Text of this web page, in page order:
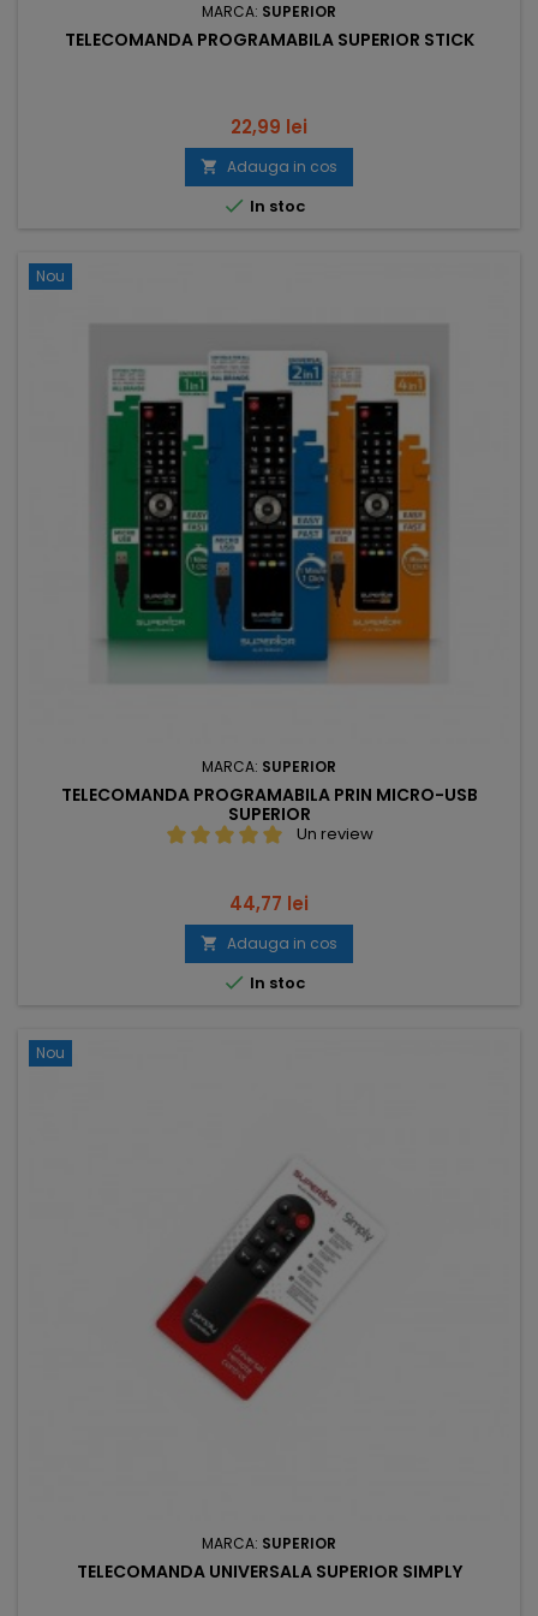
MARCA: SUPERIOR
TELECOMANDA PROGRAMABILA SUPERIOR STICK
Pret
22,99 lei
 Adauga in cos
 In stoc
Nou
MARCA: SUPERIOR
TELECOMANDA PROGRAMABILA PRIN MICRO-USB
SUPERIOR
Un review
Pret
44,77 lei
 Adauga in cos
 In stoc
Nou
MARCA: SUPERIOR
TELECOMANDA UNIVERSALA SUPERIOR SIMPLY